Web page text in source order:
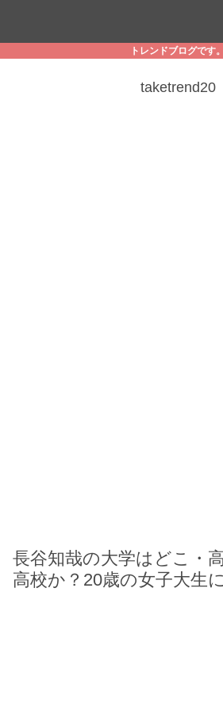
トレンドブログです。
taketrend20
長谷知哉の大学はどこ・
高校か？20歳の女子大生